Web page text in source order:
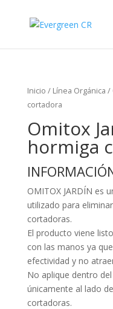
Inicio / Línea Orgánica /
cortadora
Omitox
hormiga
OMITOX JARDÍN es
utilizado para
cortadoras.
El producto viene
con las manos ya
efectividad y no
No aplique dentro
únicamente al lado
cortadoras.